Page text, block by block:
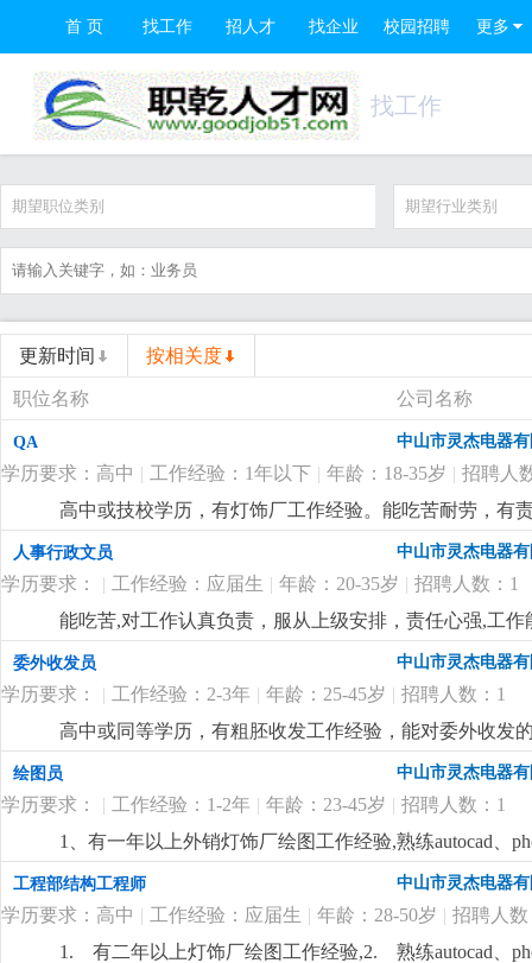
首 页 找工作 招人才 找企业 校园招聘 更多
找工作
期望职位类别 期望行业类别
更新时间 按相关度
职位名称 公司名称
QA 中山市灵杰电器
学历要求：高中 | 工作经验：1年以下 | 年龄：18-35岁 | 招聘人
高中或技校学历，有灯饰厂工作经验。能吃苦耐劳，有
详细...
人事行政文员 中山市灵杰电器
学历要求： | 工作经验：应届生 | 年龄：20-35岁 | 招聘人数：1
能吃苦,对工作认真负责，服从上级安排，责任心强,工作
委外收发员 中山市灵杰电器
学历要求： | 工作经验：2-3年 | 年龄：25-45岁 | 招聘人数：1
高中或同等学历，有粗胚收发工作经验，能对委外收发
绘图员 中山市灵杰电器
学历要求： | 工作经验：1-2年 | 年龄：23-45岁 | 招聘人数：1
1、有一年以上外销灯饰厂绘图工作经验,熟练autocad、
优先.更详细...
工程部结构工程师 中山市灵杰电器
学历要求：高中 | 工作经验：应届生 | 年龄：28-50岁 | 招聘人数
1. 有二年以上灯饰厂绘图工作经验,2. 熟练autocad、